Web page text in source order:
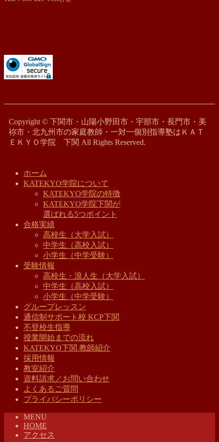
Copyright © 下関市・山陽小野田市・宇部市・長門市・美
祢市・北九州市の家庭教師・一対一個別指導塾はＫＡＴ
ＥＫＹＯ学院 下関 All Rights Reserved.
ホーム
KATEKYO学院について
KATEKYO学院の特徴
KATEKYO学院下関が
選ばれる5つポイント
合格実績
高校生（大学入試）
中学生（高校入試）
小学生（中学受験）
受験情報
高校生・浪人生（大学入試）
中学生（高校入試）
小学生（中学受験）
グループレッスン
通信制サポート校 KCP下関
不登校生指導
授業開始までの流れ
KATEKYO下関 教師紹介
採用情報
教室紹介
資料請求／お問い合わせ
よくあるご質問
プライバシーポリシー
MENU
HOME
アクセス